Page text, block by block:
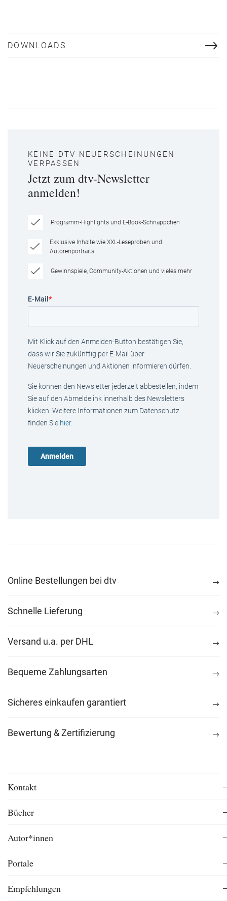
DOWNLOADS
KEINE DTV NEUERSCHEINUNGEN
VERPASSEN
Jetzt zum dtv-Newsletter
anmelden!
Programm-Highlights und E-Book-Schnäppchen
Exklusive Inhalte wie XXL-Leseproben und
Autorenportraits
Gewinnspiele, Community-Aktionen und vieles mehr
E-Mail *
Mit Klick auf den Anmelden-Button bestätigen Sie,
dass wir Sie zukünftig per E-Mail über
Neuerscheinungen und Aktionen informieren dürfen.
Sie können den Newsletter jederzeit abbestellen, indem
Sie auf den Abmeldelink innerhalb des Newsletters
klicken. Weitere Informationen zum Datenschutz
finden Sie hier.
Online Bestellungen bei dtv
Schnelle Lieferung
Versand u.a. per DHL
Bequeme Zahlungsarten
Sicheres einkaufen garantiert
Bewertung & Zertifizierung
Kontakt
Bücher
Autor*innen
Portale
Empfehlungen